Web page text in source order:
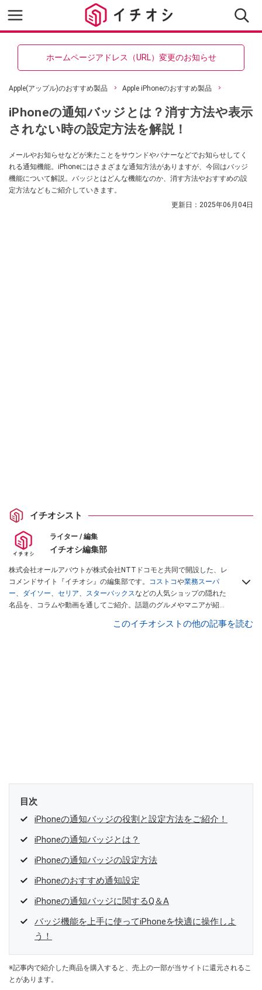
ホームページアドレス（URL）変更のお知らせ
Apple(アップル)のおすすめ製品 Apple iPhoneのおすすめ製品
iPhoneの通知バッジとは？消す方法や表示
されない時の設定方法を解説！
メールやお知らせなどが来たことをサウンドやバナーなどでお知らせしてく
れる通知機能。iPhoneにはさまざまな通知方法がありますが、今回はバッジ
機能について解説。バッジとはどんな機能なのか、消す方法やおすすめの設
定方法などもご紹介していきます。
更新日： 2025年06月04日
イチオシスト
ライター / 編集
イチオシ編集部
株式会社オールアバウトが株式会社NTTドコモと共同で開設した、レ
コメンドサイト『イチオシ』の編集部です。 コストコや業務スーパ
ー、 ダイソー、 セリア、 スターバックスなどの人気ショップの隠れた
名品を、コラムや動画を通してご紹介。話題のグルメやマニアが紹介
インフルエンサーが実際に使用してレビューしています。毎日トレン
このイチオシストの他の記事を読む
目次
iPhoneの通知バッジの役割と設定方法をご紹介！
iPhoneの通知バッジとは？
iPhoneの通知バッジの設定方法
iPhoneのおすすめ通知設定
iPhoneの通知バッジに関するQ＆A
バッジ機能を上手に使ってiPhoneを快適に操作しよ
う！
※記事内で紹介した商品を購入すると、売上の一部が当サイトに還元されるこ
とがあります。